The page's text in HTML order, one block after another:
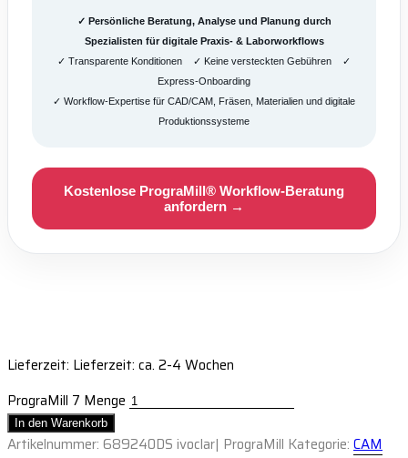
✓ Persönliche Beratung, Analyse und Planung durch
Spezialisten für digitale Praxis- & Laborworkflows
✓ Transparente Konditionen ✓ Keine versteckten Gebühren ✓
Express-Onboarding
✓ Workflow-Expertise für CAD/CAM, Fräsen, Materialien und digitale
Produktionssysteme
Kostenlose PrograMill® Workflow-Beratung
anfordern →
Lieferzeit: Lieferzeit: ca. 2-4 Wochen
PrograMill 7 Menge
In den Warenkorb
Artikelnummer: 689240DS ivoclar| PrograMill Kategorie: CAM